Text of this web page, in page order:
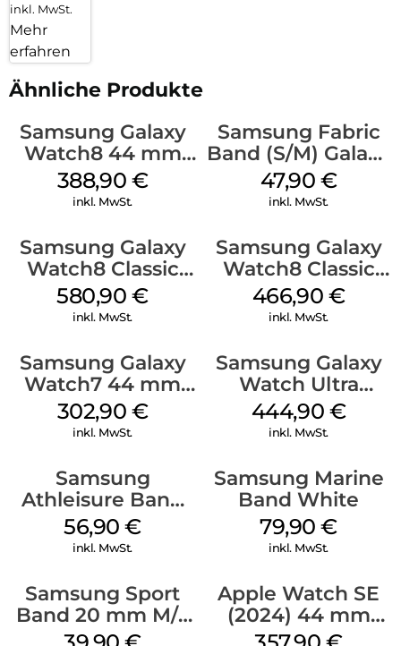
inkl. MwSt.
Mehr
erfahren
Ähnliche Produkte
Samsung Galaxy
Watch8 44 mm
Graphite
388,90 €
inkl. MwSt.
Samsung Fabric
Band (S/M) Galaxy
Watch8/Watch8
Classic Red
47,90 €
inkl. MwSt.
Samsung Galaxy
Watch8 Classic
Black
580,90€
inkl. MwSt.
Samsung Galaxy
Watch8 Classic
White
466,90 €
inkl. MwSt.
Samsung Galaxy
Watch7 44 mm
Green
302,90 €
inkl. MwSt.
Samsung Galaxy
Watch Ultra
Titanium Gray
444,90 €
inkl. MwSt.
Samsung
Athleisure Band
M/L Galaxy
Watch7 Silver
56,90€
inkl. MwSt.
Samsung Marine
Band White
79,90€
inkl. MwSt.
Samsung Sport
Band 20 mm M/L
Galaxy Watch4
Apple Watch SE
(2024) 44 mm
GPS + Cellular